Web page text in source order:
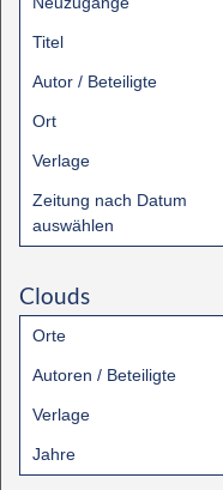
Titel
Autor / Beteiligte
Ort
Verlage
Zeitung nach Datum
auswählen
Clouds
Orte
Autoren / Beteiligte
Verlage
Jahre